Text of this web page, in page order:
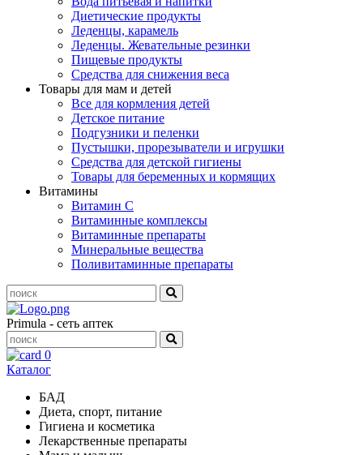
Диетические продукты
Леденцы, карамель
Леденцы. Жевательные резинки
Пищевые продукты
Средства для снижения веса
Товары для мам и детей
Все для кормления детей
Детское питание
Подгузники и пеленки
Пустышки, прорезыватели и игрушки
Средства для детской гигиены
Товары для беременных и кормящих
Витамины
Витамин С
Витаминные комплексы
Витаминные препараты
Минеральные вещества
Поливитаминные препараты
Primula - сеть аптек
0
Каталог
БАД
Диета, спорт, питание
Гигиена и косметика
Лекарственные препараты